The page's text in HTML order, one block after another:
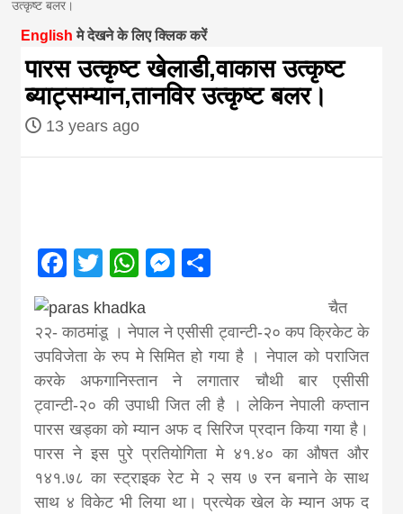
magazine of
Nepal brings
news in hindi
news,
khabar
उत्कृष्ट बलर।
English मे देखने के लिए क्लिक करें
पारस उत्कृष्ट खेलाडी,वाकास उत्कृष्ट
ब्याट्सम्यान,तानविर उत्कृष्ट बलर।
13 years ago
Facebook
Twitter
WhatsApp
Messenger
चैत
२२- काठमांडू । नेपाल ने एसीसी ट्वान्टी-२० कप क्रिकेट के
उपविजेता के रुप मे सिमित हो गया है । नेपाल को पराजित
करके अफगानिस्तान ने लगातार चौथी बार एसीसी
ट्वान्टी-२० की उपाधी जित ली है । लेकिन नेपाली कप्तान
पारस खड्का को म्यान अफ द सिरिज प्रदान किया गया है।
पारस ने इस पुरे प्रतियोगिता मे ४१.४० का औषत और
१४१.७८ का स्ट्राइक रेट मे २ सय ७ रन बनाने के साथ
साथ ४ विकेट भी लिया था। प्रत्येक खेल के म्यान अफ द